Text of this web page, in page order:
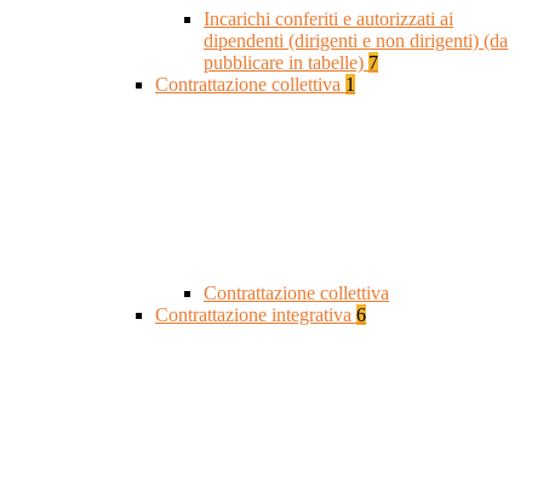
Incarichi conferiti e autorizzati ai
dipendenti (dirigenti e non dirigenti) (da
pubblicare in tabelle) 7
Contrattazione collettiva 1
Contrattazione collettiva
Contrattazione integrativa 6